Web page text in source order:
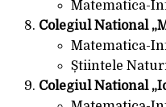
Matematica-
Colegiul National
Matematica-
Știintele
Colegiul National